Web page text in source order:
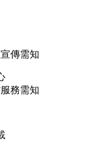
傳需知
務需知